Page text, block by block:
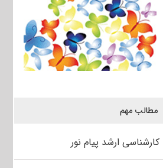
مطالب مهم
کارشناسی ارشد پیام نور